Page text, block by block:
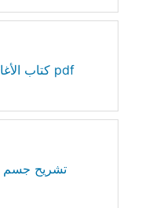
Kitab al Aghani pdf – كتاب الأغاني pdf